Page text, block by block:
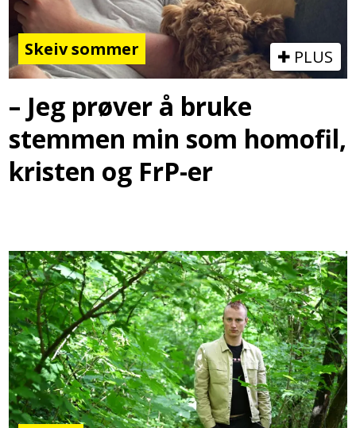
Skeiv sommer PLUS
– Jeg prøver å bruke
stemmen min som homofil,
kristen og FrP-er